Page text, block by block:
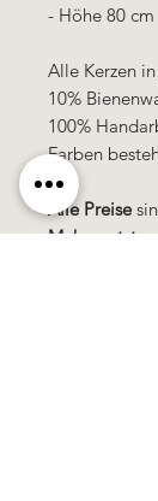
- Höhe 80 cm
Alle Kerzen
10%
100%
Farben
Alle Preise